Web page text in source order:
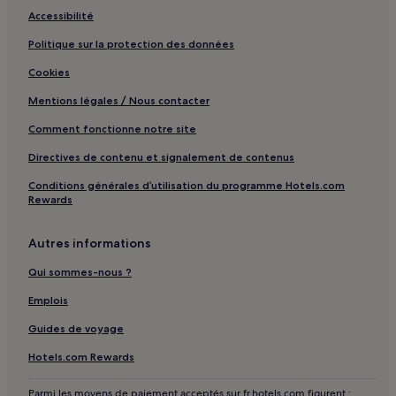
Pyrénées-Orientales : hôtels Hôtels avec piscine
Pyrénées-Orientales : hôtels Hôtels avec parking
Pyrénées-Orientales : hôtels Hôtels avec Wi-Fi
Pyrénées-Orientales : hôtels
Château d’Aguilar : hôtels à proximité
Cathédrale Saint-Jean-Baptiste de Perpignan : hôtels à
proximité
Forteresse de Salses : hôtels à proximité
proximité
Accessibilité
Politique sur la protection des données
Cookies
Mentions légales / Nous contacter
Comment fonctionne notre site
Directives de contenu et signalement de contenus
Conditions générales d’utilisation du programme Hotels.com
Rewards
Autres informations
Qui sommes-nous ?
Emplois
Guides de voyage
Hotels.com Rewards
Parmi les moyens de paiement acceptés sur fr.hotels.com figurent :